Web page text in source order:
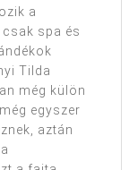
a
spa és
Tilda
még külön
egyszer
aztán